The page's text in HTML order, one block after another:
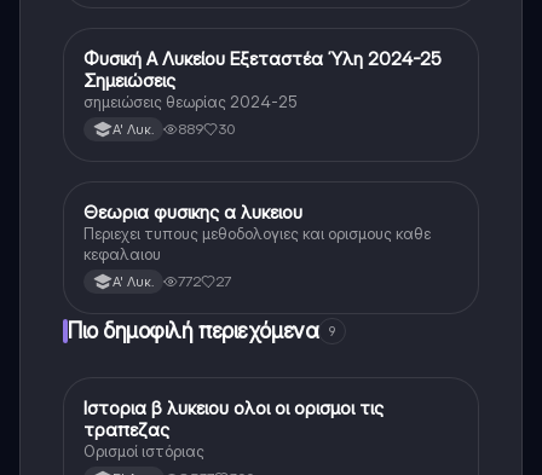
Φυσική
Φυσική Α Λυκείου Εξεταστέα Ύλη 2024-25
Σημειώσεις
σημειώσεις θεωρίας 2024-25
Α' Λυκ. 889 30
Φυσική
Θεωρια φυσικης α λυκειου
Περιεχει τυπους μεθοδολογιες και ορισμους καθε
κεφαλαιου
Α' Λυκ. 772 27
Πιο δημοφιλή περιεχόμενα 9
Ιστορία
Ιστορια β λυκειου ολοι οι ορισμοι τις
τραπεζας
Ορισμοί ιστόριας